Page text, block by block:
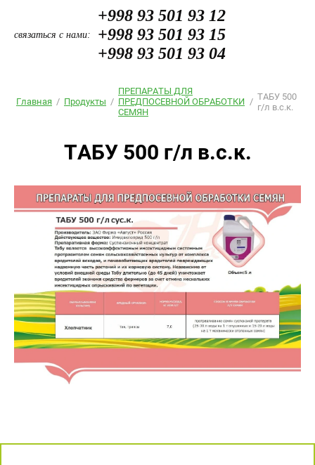
связаться с нами:
+998 93 501 93 12
+998 93 501 93 15
+998 93 501 93 04
Главная / Продукты /
ПРЕПАРАТЫ ДЛЯ
ПРЕДПОСЕВНОЙ ОБРАБОТКИ
СЕМЯН
/ ТАБУ 500
г/л в.с.к.
ТАБУ 500 г/л в.с.к.